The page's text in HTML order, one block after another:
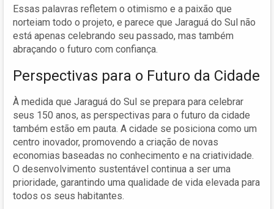
Essas palavras refletem o otimismo e a paixão que
norteiam todo o projeto, e parece que Jaraguá do Sul não
está apenas celebrando seu passado, mas também
abraçando o futuro com confiança.
Perspectivas para o Futuro da Cidade
À medida que Jaraguá do Sul se prepara para celebrar
seus 150 anos, as perspectivas para o futuro da cidade
também estão em pauta. A cidade se posiciona como um
centro inovador, promovendo a criação de novas
economias baseadas no conhecimento e na criatividade.
O desenvolvimento sustentável continua a ser uma
prioridade, garantindo uma qualidade de vida elevada para
todos os seus habitantes.